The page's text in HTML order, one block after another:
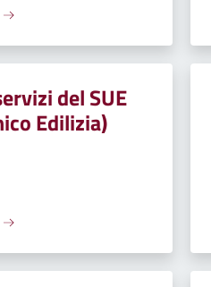
del SUE
Edilizia)